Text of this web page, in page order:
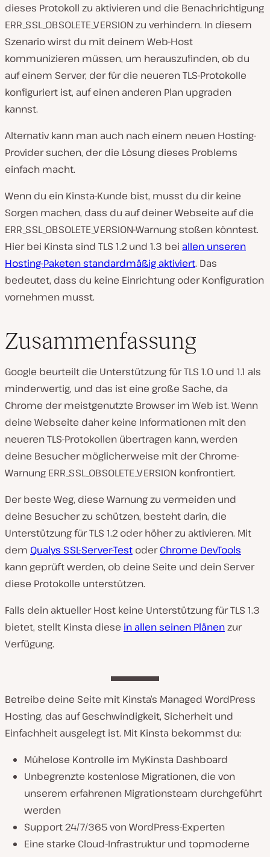
dieses Protokoll zu aktivieren und die Benachrichtigung
ERR_SSL_OBSOLETE_VERSION zu verhindern. In diesem
Szenario wirst du mit deinem Web-Host
kommunizieren müssen, um herauszufinden, ob du
auf einem Server, der für die neueren TLS-Protokolle
konfiguriert ist, auf einen anderen Plan upgraden
kannst.
Alternativ kann man auch nach einem neuen Hosting-
Provider suchen, der die Lösung dieses Problems
einfach macht.
Wenn du ein Kinsta-Kunde bist, musst du dir keine
Sorgen machen, dass du auf deiner Webseite auf die
ERR_SSL_OBSOLETE_VERSION-Warnung stoßen könntest.
Hier bei Kinsta sind TLS 1.2 und 1.3 bei allen unseren
Hosting-Paketen standardmäßig aktiviert. Das
bedeutet, dass du keine Einrichtung oder Konfiguration
vornehmen musst.
Zusammenfassung
Google beurteilt die Unterstützung für TLS 1.0 und 1.1 als
minderwertig, und das ist eine große Sache, da
Chrome der meistgenutzte Browser im Web ist. Wenn
deine Webseite daher keine Informationen mit den
neueren TLS-Protokollen übertragen kann, werden
deine Besucher möglicherweise mit der Chrome-
Warnung ERR_SSL_OBSOLETE_VERSION konfrontiert.
Der beste Weg, diese Warnung zu vermeiden und
deine Besucher zu schützen, besteht darin, die
Unterstützung für TLS 1.2 oder höher zu aktivieren. Mit
dem Qualys SSL-Server-Test oderChrome DevTools
kann geprüft werden, ob deine Seite und dein Server
diese Protokolle unterstützen.
Falls dein aktueller Host keine Unterstützung für TLS 1.3
bietet, stellt Kinsta diese in allen seinen Plänenzur
Verfügung.
Betreibe deine Seite mit Kinsta’s Managed WordPress
Hosting, das auf Geschwindigkeit, Sicherheit und
Einfachheit ausgelegt ist. Mit Kinsta bekommst du:
Mühelose Kontrolle im MyKinsta Dashboard
Unbegrenzte kostenlose Migrationen, die von
unserem erfahrenen Migrationsteam durchgeführt
werden
Support 24/7/365 von WordPress-Experten
Eine starke Cloud-Infrastruktur und topmoderne